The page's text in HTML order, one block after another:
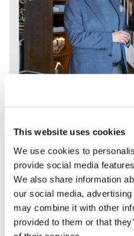
This website uses cookies
We use cookies to
provide social media
We also share information
our social media,
may combine it with other
provided to them or that
Webinar:
for ledere
Kom i gang med AI
KI‑loven
Hvordan kommer du i
faktisk gir verdi, og
loven? I dette webinaret